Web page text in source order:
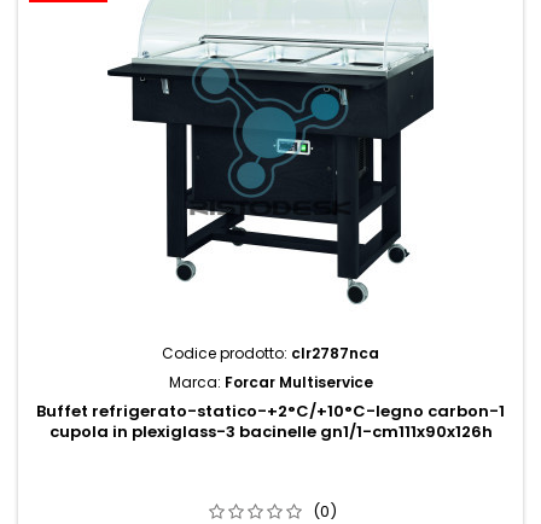
Codice prodotto: clr2787nca
Marca: Forcar Multiservice
Buffet refrigerato-statico-+2°C/+10°C-legno carbon-1
cupola in plexiglass-3 bacinelle gn1/1-cm111x90x126h
(0)